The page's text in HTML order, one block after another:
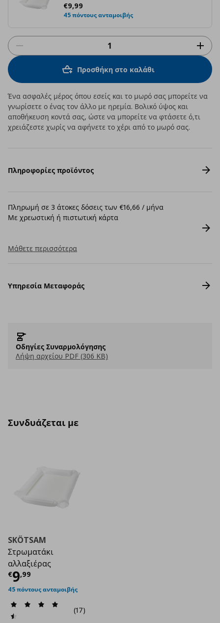
€9,99
Τρέχουσα τιμή
45 πόντους ανταμοιβής
Προσθήκη στο καλάθι
Ένα ασφαλές μέρος όπου εσείς και το μωρό σας μπορείτε να
γνωρίσετε ο ένας τον άλλο με ηρεμία. Βολικό ύψος και
αποθήκευση κοντά σας, ώστε να μπορείτε να φτάσετε ό,τι
χρειάζεστε χωρίς να αφήνετε το χέρι από το μωρό σας.
Πληροφορίες προϊόντος
Πληρωμή σε 3 άτοκες δόσεις των €16,66 / μήνα
Με χρεωστική ή πιστωτική κάρτα
Μάθετε περισσότερα
Υπηρεσία Μεταφοράς
Οδηγίες Συναρμολόγησης
Λήψη αρχείου PDF (306 KB)
Συνδυάζεται με
SKÖTSAM
Στρωματάκι
αλλαξιέρας
€9,99
Τρέχουσα τιμή
45 πόντους ανταμοιβής
(17)